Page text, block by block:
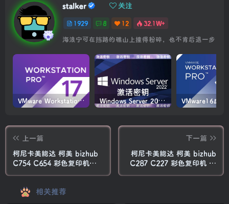
stalker 关注
1929 8 12
32.1W+
海浪宁可在挡路的礁山上撞得粉碎，也不肯后退一步
VMware Workstation PRO v17.6.4 正式版_虚拟机(带激活密钥) Windows Server 2022激活密钥 2024 5月更新
上一篇
柯尼卡美能达 柯美 bizhub
C754 C654 彩色复印机中
文维修手册
下一篇
柯尼卡美能达 柯美 bizhub
C287 C227 彩色复印机 维
修手册中文
相关推荐